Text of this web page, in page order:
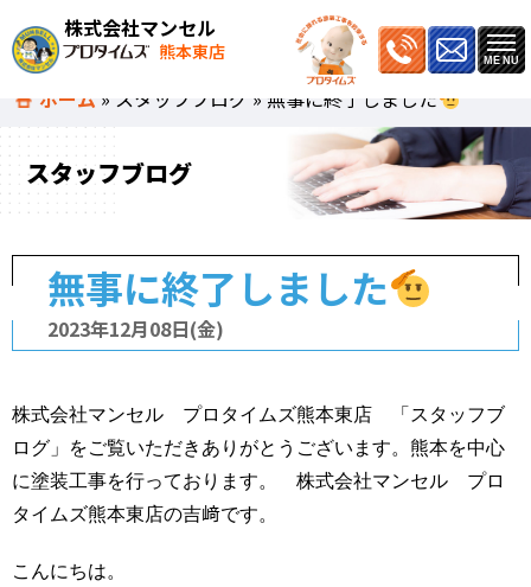
株式会社マンセル
熊本東店
ホーム » スタッフブログ » 無事に終了しました
スタッフブログ
無事に終了しました
2023年12月08日(金)
株式会社マンセル プロタイムズ熊本東店 「スタッフブ
ログ」をご覧いただきありがとうございます。熊本を中心
に塗装工事を行っております。 株式会社マンセル プロ
タイムズ熊本東店の吉﨑です。
こんにちは。